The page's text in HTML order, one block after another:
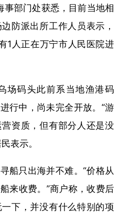
事部门处获悉，目前当地相
防派出所工作人员表示，
1人正在万宁市人民医院进
场码头此前系当地渔港码
行中，尚未完全开放。“游
资质，但有部分人还是没
表示。
船只出海并不难。“价格从
来收费。”商户称，收费后
下，并没有什么特别的项